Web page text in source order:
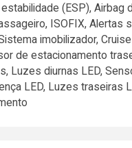
(ESP), Airbag
ISOFIX, Alertas
imobilizador,
de estacionamento
Luzes diurnas LED,
LED, Luzes traseiras